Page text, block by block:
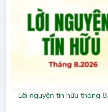
Lời nguyện tín hữu tháng